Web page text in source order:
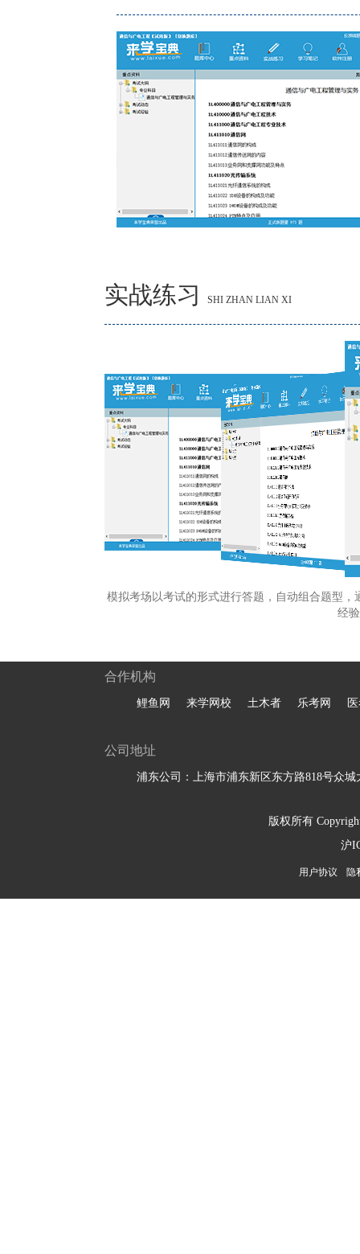
实战练习 SHI ZHAN LIAN XI
模拟考场以考试的形式进行答题，自动组合题型
经
合作机构
鲤鱼网 来学网校 土木者 乐考网
公司地址
浦东公司：上海市浦东新区东方路818号众城
版权所有
沪
用户协议 隐